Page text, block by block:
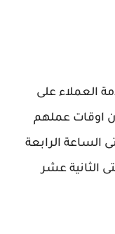
العملاء على
مع العلم ان اوقات عملهم
الساعة الرابعة
الثانية عشر